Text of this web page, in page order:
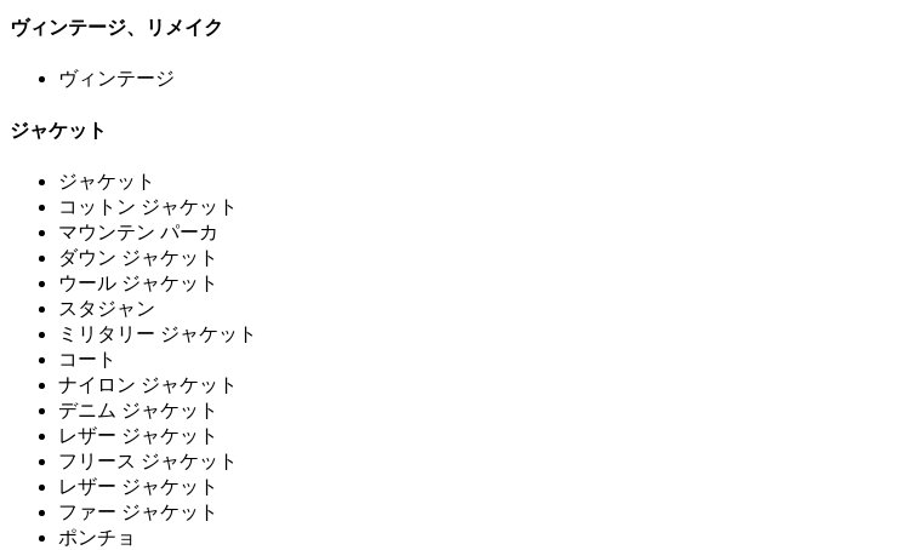
ヴィンテージ、リメイク
ヴィンテージ
ジャケット
ジャケット
コットン ジャケット
マウンテン パーカ
ダウン ジャケット
ウール ジャケット
スタジャン
ミリタリー ジャケット
コート
ナイロン ジャケット
デニム ジャケット
レザー ジャケット
フリース ジャケット
レザー ジャケット
ファー ジャケット
ポンチョ